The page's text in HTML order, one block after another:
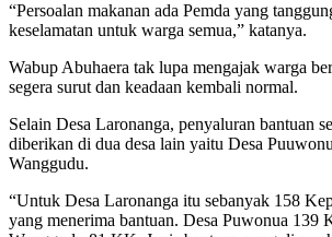
“Persoalan makanan ada Pemda yang
keselamatan untuk warga semua,” katanya.
Wabup Abuhaera tak lupa mengajak warga
segera surut dan keadaan kembali normal.
Selain Desa Laronanga, penyaluran bantuan
diberikan di dua desa lain yaitu Desa
Wanggudu.
“Untuk Desa Laronanga itu sebanyak 158
yang menerima bantuan. Desa Puwonua 139